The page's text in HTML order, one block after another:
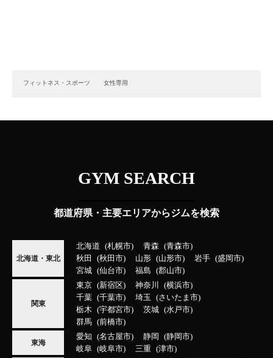
フィットネス・スポーツ 女性専用
GYM SEARCH
都道府県・主要エリアからジムを検索
北海道・東北
北海道 札幌市 青森
青森市
秋田
秋田市 山形 山形市 岩手
盛岡市
宮城
仙台市 福島 郡山市
関東
東京 新宿区 神奈川
横浜市
千葉
千葉市 埼玉
さいたま市
栃木
宇都宮市 茨城
水戸市
群馬
前橋市
東海
愛知 名古屋市 静岡
静岡市
岐阜
岐阜市 三重 津市